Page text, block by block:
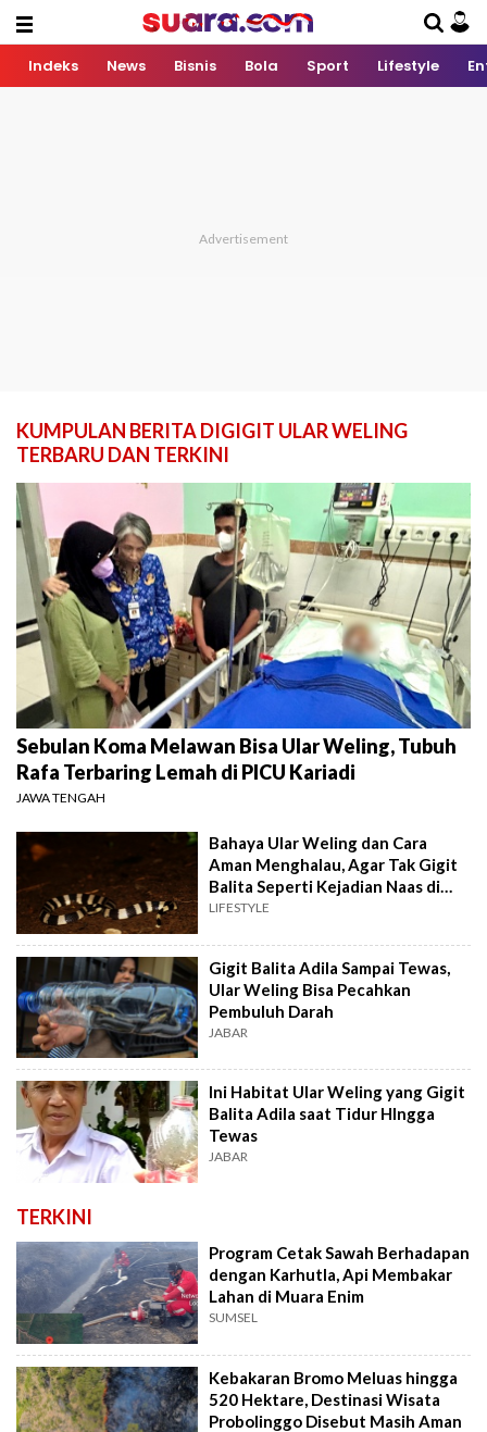
Indeks News Bisnis Bola Sport Lifestyle
KUMPULAN BERITA DIGIGIT ULAR WELING
TERBARU DAN TERKINI
Sebulan Koma Melawan Bisa Ular Weling, Tubuh
Rafa Terbaring Lemah di PICU Kariadi
JAWA TENGAH
Bahaya Ular Weling dan Cara
Aman Menghalau, Agar Tak Gigit
Balita Seperti Kejadian Naas di
Sukabumi
LIFESTYLE
Gigit Balita Adila Sampai Tewas,
Ular Weling Bisa Pecahkan
Pembuluh Darah
JABAR
Ini Habitat Ular Weling yang Gigit
Balita Adila saat Tidur HIngga
Tewas
JABAR
TERKINI
Program Cetak Sawah Berhadapan
dengan Karhutla, Api Membakar
Lahan di Muara Enim
SUMSEL
Kebakaran Bromo Meluas hingga
520 Hektare, Destinasi Wisata
Probolinggo Disebut Masih Aman